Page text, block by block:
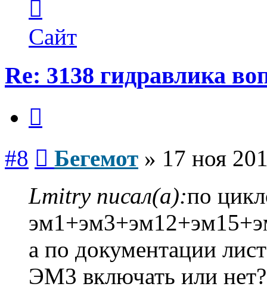
пользователя
Бегемот
Сайт
Re: 3138 гидравлика
#8 Бегемот » 17 ноя
Lmitry писал(а):по
а по документации
ЭМ3 включать или